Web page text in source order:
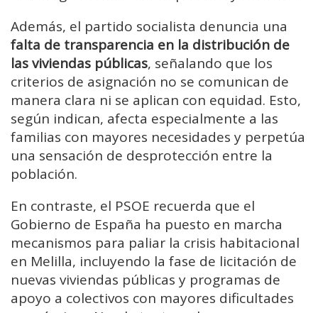
Además, el partido socialista denuncia una
falta de transparencia en la distribución de
las viviendas públicas, señalando que los
criterios de asignación no se comunican de
manera clara ni se aplican con equidad. Esto,
según indican, afecta especialmente a las
familias con mayores necesidades y perpetúa
una sensación de desprotección entre la
población.
En contraste, el PSOE recuerda que el
Gobierno de España ha puesto en marcha
mecanismos para paliar la crisis habitacional
en Melilla, incluyendo la fase de licitación de
nuevas viviendas públicas y programas de
apoyo a colectivos con mayores dificultades